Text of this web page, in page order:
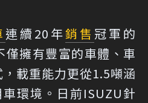
連續20年銷售 冠軍的
僅擁有豐富的車體、車
載重能力更從1.5噸涵
環境。日前ISUZU針